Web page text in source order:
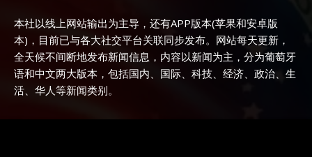
本社以线上网站输出为主导，还有APP版本(苹果和安卓版
本)，目前已与各大社交平台关联同步发布。网站每天更新，
全天候不间断地发布新闻信息，内容以新闻为主，分为葡萄牙
语和中文两大版本，包括国内、国际、科技、经济、政治、生
活、华人等新闻类别。